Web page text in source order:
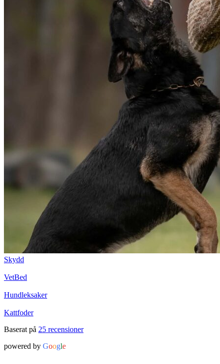
Skydd
VetBed
Hundleksaker
Kattfoder
Betyg
av
Baserat på 25 recensioner
powered by Google